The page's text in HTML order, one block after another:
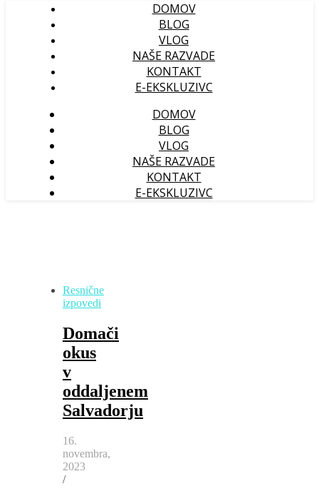
DOMOV
BLOG
VLOG
NAŠE RAZVADE
KONTAKT
E-EKSKLUZIVC
DOMOV
BLOG
VLOG
NAŠE RAZVADE
KONTAKT
E-EKSKLUZIVC
Resnične
izpovedi
Domači
okus
v
oddaljenem
Salvadorju
16.
novembra,
2023
/